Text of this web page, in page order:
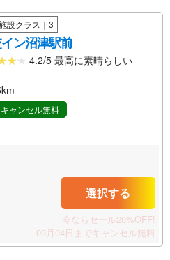
設クラス｜3
ン沼津駅前
4.2/5 最高に素晴らしい
キャンセル無料
選択する
今ならセール20%OFF!
09月04日までキャンセル無料